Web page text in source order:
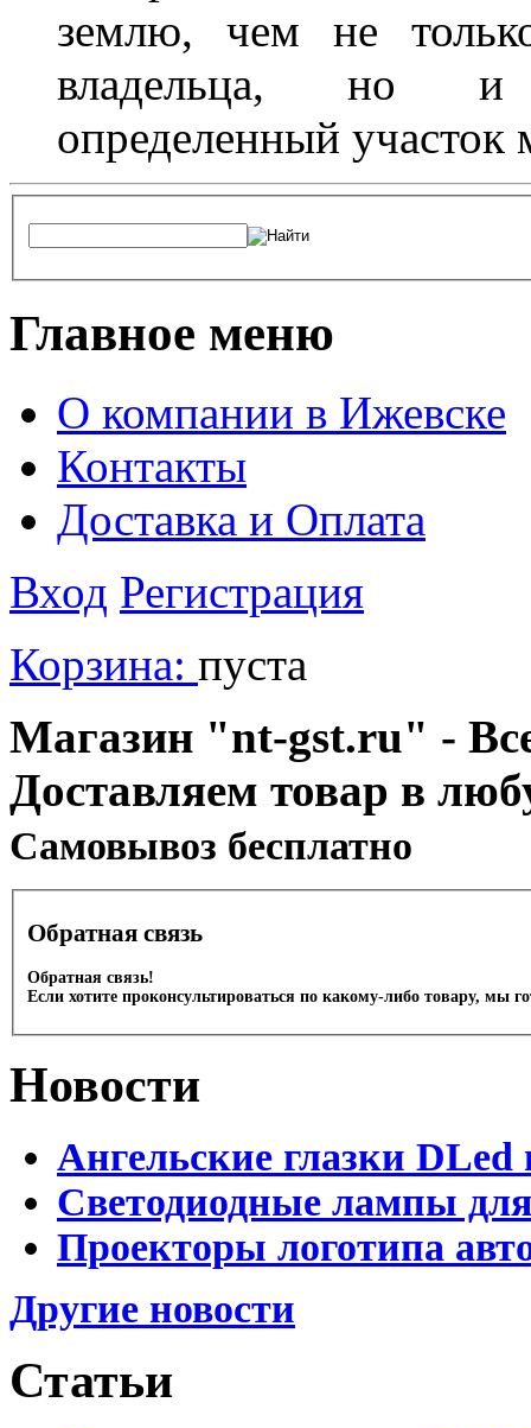
землю, чем не
владельца, но и
определенный участок
Главное меню
О компании в Ижевске
Контакты
Доставка и Оплата
Вход Регистрация
Корзина: пуста
Магазин "nt-gst.ru" -
Доставляем товар в
Cамовывоз бесплатно
Обратная связь
Обратная связь!
Если хотите проконсультироваться по какому-либо товару, мы
Новости
Ангельские глазки DLed
Светодиодные лампы
Проекторы логотипа
Другие новости
Статьи